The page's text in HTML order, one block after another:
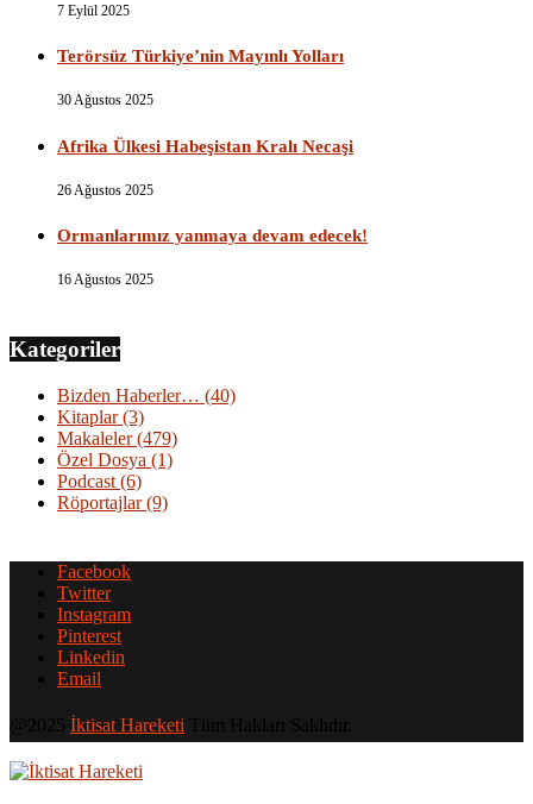
7 Eylül 2025
Terörsüz Türkiye’nin Mayınlı Yolları
30 Ağustos 2025
Afrika Ülkesi Habeşistan Kralı Necaşi
26 Ağustos 2025
Ormanlarımız yanmaya devam edecek!
16 Ağustos 2025
Kategoriler
Bizden Haberler… (40)
Kitaplar(3)
Makaleler(479)
Özel Dosya (1)
Podcast (6)
Röportajlar(9)
Facebook
Twitter
Instagram
Pinterest
Linkedin
Email
İktisat Hareketi